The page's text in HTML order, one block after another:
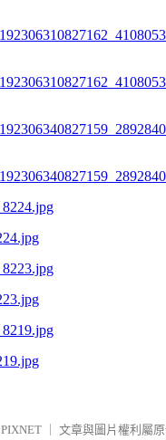
PIXNET 文章與圖片權利屬